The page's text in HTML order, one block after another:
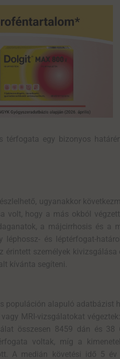
térfogata egy bizonyos
ugyanakkor
volt, hogy a más okból
a májcirrhosis és a
és léptérfogat-
személyek kivizsgálása
kívánta segíteni.
populáción alapuló adatbázist
MRI-vizsgálatokat
összesen 8459 dán és 38
voltak, míg a
A medián követési idő 5